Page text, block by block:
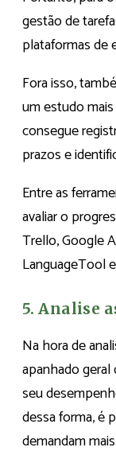
gestão de
plataformas de
Fora isso,
um estudo
consegue
prazos e
Entre as
avaliar o
Trello, Google
LanguageTool
5. Analise
Na hora de
apanhado geral
seu
dessa forma, é
demandam